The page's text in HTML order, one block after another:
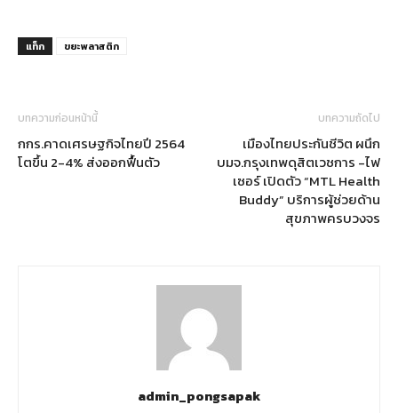
แท็ก ขยะพลาสติก
บทความก่อนหน้านี้
กกร.คาดเศรษฐกิจไทยปี 2564
โตขึ้น 2-4% ส่งออกฟื้นตัว
บทความถัดไป
เมืองไทยประกันชีวิต ผนึก
บมจ.กรุงเทพดุสิตเวชการ -ไฟ
เซอร์ เปิดตัว “MTL Health
Buddy” บริการผู้ช่วยด้าน
สุขภาพครบวงจร
admin_pongsapak